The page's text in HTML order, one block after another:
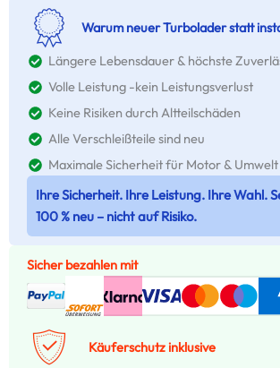
Warum neuer Turbolader statt
Längere Lebensdauer & höchste
Volle Leistung -kein Leistungsverlust
Keine Risiken durch Altteilschäden
Alle Verschleißteile sind neu
Maximale Sicherheit für Motor & Umwelt
Ihre Sicherheit. Ihre Leistung. Ihre Wahl.
100 % neu – nicht auf Risiko.
Sicher bezahlen mit
Käuferschutz inklusive